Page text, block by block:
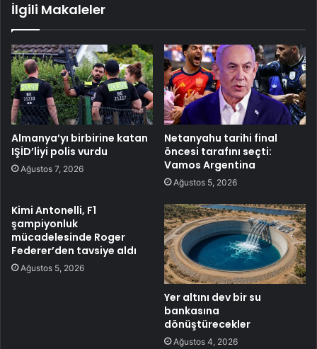
İlgili Makaleler
Almanya’yı birbirine katan
IŞİD’liyi polis vurdu
Ağustos 7, 2026
Netanyahu tarihi final
öncesi tarafını seçti:
Vamos Argentina
Ağustos 5, 2026
Kimi Antonelli, F1
şampiyonluk
mücadelesinde Roger
Federer’den tavsiye aldı
Ağustos 5, 2026
Yer altını dev bir su
bankasına
dönüştürecekler
Ağustos 4, 2026